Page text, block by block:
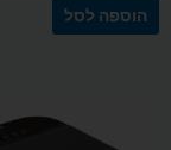
הוספה לסל